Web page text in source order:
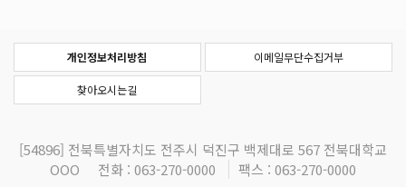
개인정보처리방침 이메일무단수집거부
찾아오시는길
[54896] 전북특별자치도 전주시 덕진구 백제대로 567 전북대학교
OOO
전화 : 063-270-0000
팩스 : 063-270-0000